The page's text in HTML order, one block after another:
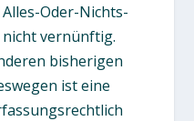
Oder-Nichts-
vernünftig.
bisherigen
ist eine